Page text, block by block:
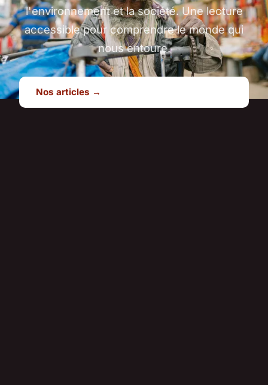
l'environnement et la société. Une lecture
accessible pour comprendre le monde qui
nous entoure.
Nos articles →